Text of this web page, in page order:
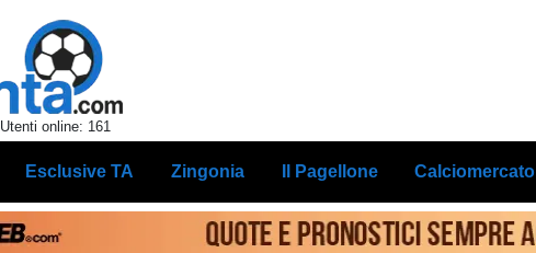
Utenti online: 161
Esclusive TA Zingonia Il Pagellone Calciomercato